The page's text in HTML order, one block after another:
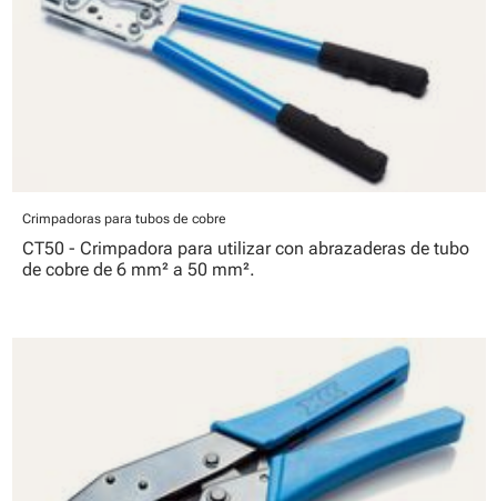
Crimpadoras para tubos de cobre
CT50 - Crimpadora para utilizar con abrazaderas de tubo
de cobre de 6 mm² a 50 mm².